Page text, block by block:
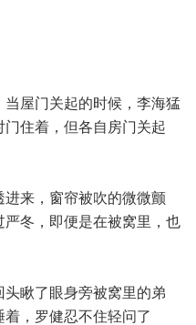
屋门关起的时候，李海猛
住着，但各自房门关起
来，窗帘被吹的微微颤
冬，即便是在被窝里，也
瞅了眼身旁被窝里的弟
，罗健忍不住轻问了